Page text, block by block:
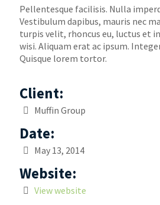
Pellentesque facilisis. Nulla
Vestibulum dapibus, mauris nec
turpis velit, rhoncus eu, luctus et
wisi. Aliquam erat ac ipsum.
Quisque lorem tortor.
Client:
Muffin Group
Date:
May 13, 2014
Website:
View website